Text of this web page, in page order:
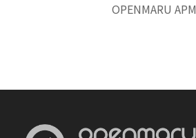
OPENMARU APM